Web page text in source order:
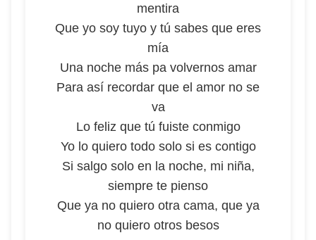
mentira
Que yo soy tuyo y tú sabes que eres
mía
Una noche más pa volvernos amar
Para así recordar que el amor no se
va
Lo feliz que tú fuiste conmigo
Yo lo quiero todo solo si es contigo
Si salgo solo en la noche, mi niña,
siempre te pienso
Que ya no quiero otra cama, que ya
no quiero otros besos